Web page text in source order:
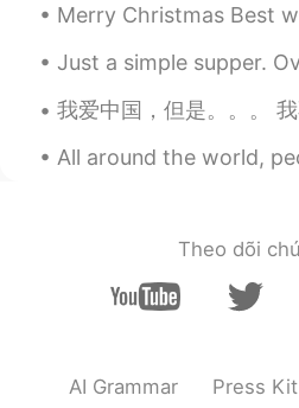
CN EN
或许只是给你意见吧
意见好就接受，意见
了。加油！
Maybe they are not
我觉得他们纠正那个
Merry Christmas Best wishes Christmas greetings Happy
Just a simple supper. Oven Roasted sesame and BBQ sauce
我爱中国，但是。。。 我不觉得人人一定要爱中国。我只是觉得人人不一定要恨中国。 我每次说到那些不尊重中国的外
All around the world, people live in homes made from
Theo dõi
AI Grammar Press Kit